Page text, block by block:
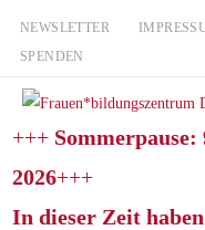
Zum
Inhalt
NEWSLETTER
SPENDEN
+++
2026+++
In dieser Zeit